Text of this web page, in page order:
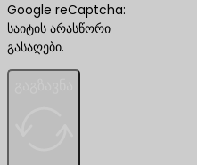
Google reCaptcha:
საიტის არასწორი
გასაღები.